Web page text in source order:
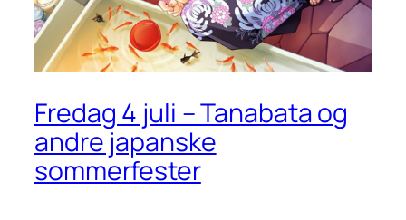
Fredag 4 juli – Tanabata og
andre japanske
sommerfester